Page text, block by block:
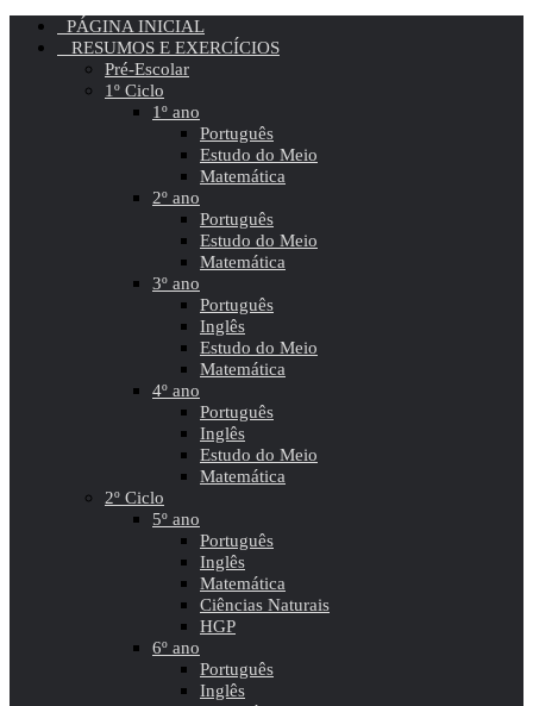
PÁGINA INICIAL
RESUMOS E EXERCÍCIOS
Pré-Escolar
1º Ciclo
1º ano
Português
Estudo do Meio
Matemática
2º ano
Português
Estudo do Meio
Matemática
3º ano
Português
Inglês
Estudo do Meio
Matemática
4º ano
Português
Inglês
Estudo do Meio
Matemática
2º Ciclo
5º ano
Português
Inglês
Matemática
Ciências Naturais
HGP
6º ano
Português
Inglês